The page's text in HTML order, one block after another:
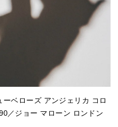
ベローズ アンジェリカ コロ
／ジョー マローン ロンドン